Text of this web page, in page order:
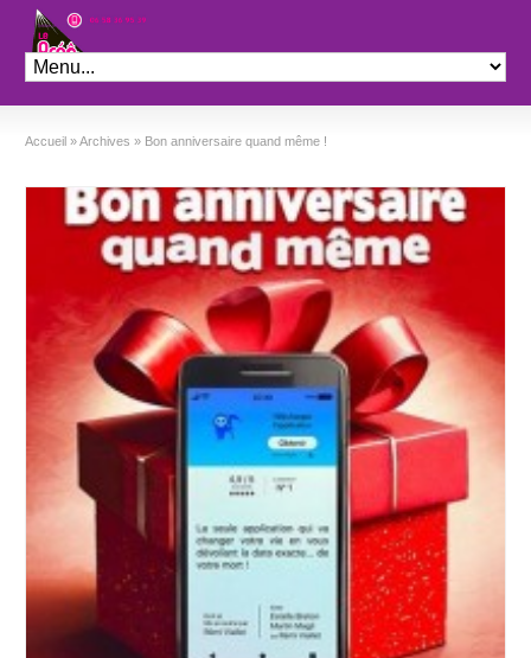
Théâtre le Préo
Accueil »Archives » Bon anniversaire quand même !